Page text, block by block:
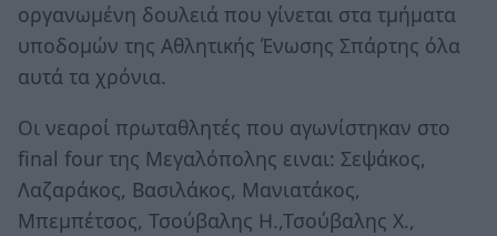
οργανωμένη δουλειά που γίνεται στα τμήματα
υποδομών της Αθλητικής Ένωσης Σπάρτης όλα
αυτά τα χρόνια.
Οι νεαροί πρωταθλητές που αγωνίστηκαν στο
final four της Μεγαλόπολης ειναι: Σεψάκος,
Λαζαράκος, Βασιλάκος, Μανιατάκος,
Μπεμπέτσος, Τσούβαλης Η.,Τσούβαλης Χ.,